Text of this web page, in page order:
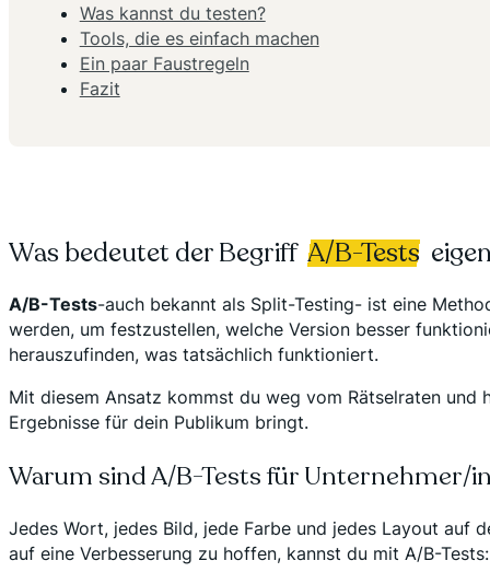
Was bedeutet der Begriff A/B-Tests
A/B-Tests-auch bekannt als Split-Testing- ist eine
werden, um festzustellen, welche Version besser
herauszufinden, was tatsächlich funktioniert.
Mit diesem Ansatz kommst du weg vom Rätselraten und
Ergebnisse für dein Publikum bringt.
Warum sind A/B-Tests für Unternehmer/
Jedes Wort, jedes Bild, jede Farbe und jedes Layout auf
auf eine Verbesserung zu hoffen, kannst du mit A/B-Tests:
Was kannst du testen?
Tools, die es einfach machen
Ein paar Faustregeln
Fazit